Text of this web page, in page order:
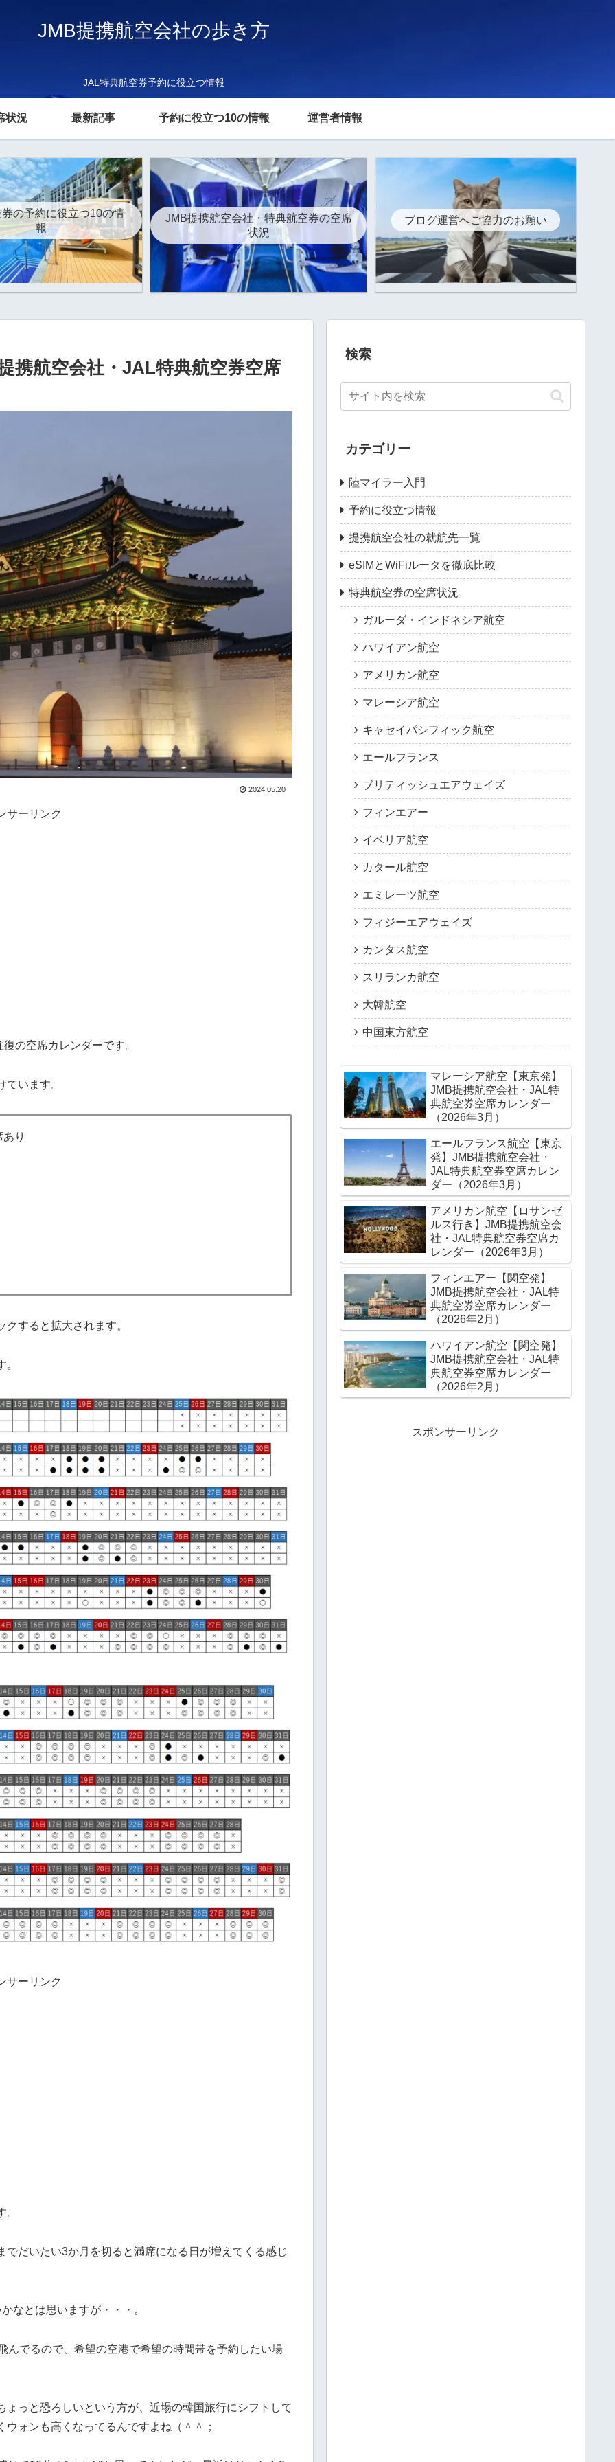
JMB提携航空会社の歩き方
JAL特典航空券予約に役立つ情報
状況 最新記事 予約に役立つ10の情報 運営者情報
の予約に役立つ10の情
報
JMB提携航空会社・特典航空券の空席
状況
ブログ運営へご協力のお願い
携航空会社・JAL特典航空券空席
2024.05.20
サーリンク
の空席カレンダーです。
います。
り
すると拡大されます。
サーリンク
だいたい3か月を切ると満席になる日が増えてくる感じ
なとは思いますが・・・。
でるので、希望の空港で希望の時間帯を予約したい場
っと恐ろしいという方が、近場の韓国旅行にシフトして
ォンも高くなってるんですよね（＾＾；
検索
カテゴリー
陸マイラー入門
予約に役立つ情報
提携航空会社の就航先一覧
eSIMとWiFiルータを徹底比較
特典航空券の空席状況
ガルーダ・インドネシア航空
ハワイアン航空
アメリカン航空
マレーシア航空
キャセイパシフィック航空
エールフランス
ブリティッシュエアウェイズ
フィンエアー
イベリア航空
カタール航空
エミレーツ航空
フィジーエアウェイズ
カンタス航空
スリランカ航空
大韓航空
中国東方航空
マレーシア航空【東京発】
JMB提携航空会社・JAL特
典航空券空席カレンダー
（2026年3月）
エールフランス航空【東京
発】JMB提携航空会社・
JAL特典航空券空席カレン
ダー（2026年3月）
アメリカン航空【ロサンゼ
ルス行き】JMB提携航空会
社・JAL特典航空券空席カ
レンダー（2026年3月）
フィンエアー【関空発】
JMB提携航空会社・JAL特
典航空券空席カレンダー
（2026年2月）
ハワイアン航空【関空発】
JMB提携航空会社・JAL特
典航空券空席カレンダー
（2026年2月）
スポンサーリンク